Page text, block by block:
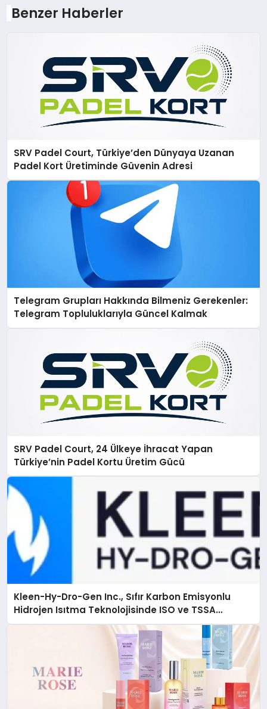
Benzer Haberler
SRV Padel Court, Türkiye’den Dünyaya Uzanan
Padel Kort Üretiminde Güvenin Adresi
Telegram Grupları Hakkında Bilmeniz Gerekenler:
Telegram Topluluklarıyla Güncel Kalmak
SRV Padel Court, 24 Ülkeye İhracat Yapan
Türkiye’nin Padel Kortu Üretim Gücü
Kleen-Hy-Dro-Gen Inc., Sıfır Karbon Emisyonlu
Hidrojen Isıtma Teknolojisinde ISO ve TSSA
Düzenleyici Onaylarını Aldı